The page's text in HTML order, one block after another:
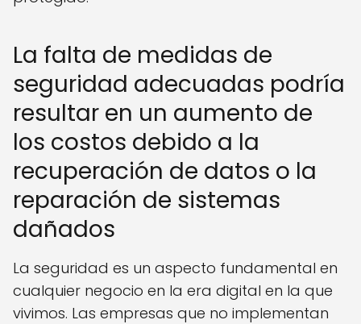
La falta de medidas de
seguridad adecuadas podría
resultar en un aumento de
los costos debido a la
recuperación de datos o la
reparación de sistemas
dañados
La seguridad es un aspecto fundamental en
cualquier negocio en la era digital en la que
vivimos. Las empresas que no implementan